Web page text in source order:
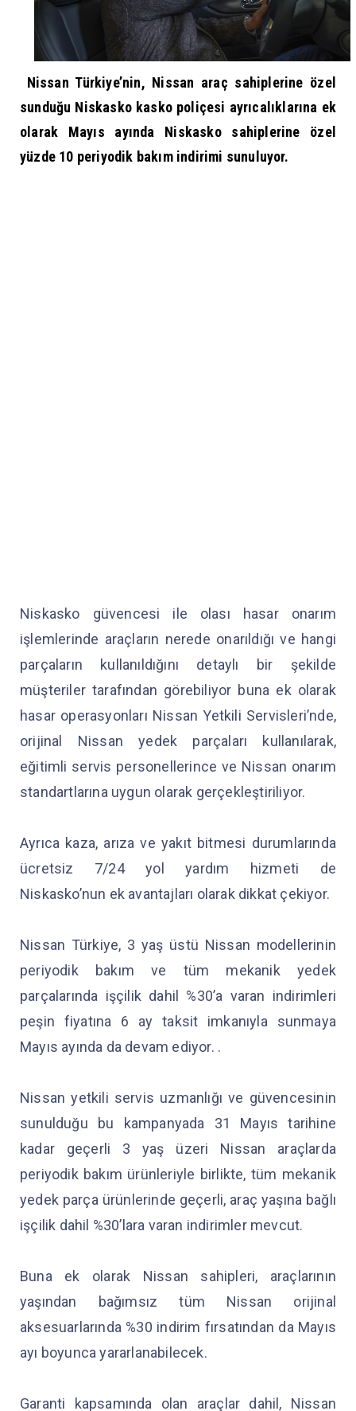
Nissan Türkiye’nin, Nissan araç sahiplerine özel
sunduğu Niskasko kasko poliçesi ayrıcalıklarına ek
olarak Mayıs ayında Niskasko sahiplerine özel
yüzde 10 periyodik bakım indirimi sunuluyor.
Niskasko güvencesi ile olası hasar onarım
işlemlerinde araçların nerede onarıldığı ve hangi
parçaların kullanıldığını detaylı bir şekilde
müşteriler tarafından görebiliyor buna ek olarak
hasar operasyonları Nissan Yetkili Servisleri’nde,
orijinal Nissan yedek parçaları kullanılarak,
eğitimli servis personellerince ve Nissan onarım
standartlarına uygun olarak gerçekleştiriliyor.
Ayrıca kaza, arıza ve yakıt bitmesi durumlarında
ücretsiz 7/24 yol yardım hizmeti de
Niskasko’nun ek avantajları olarak dikkat çekiyor.
Nissan Türkiye, 3 yaş üstü Nissan modellerinin
periyodik bakım ve tüm mekanik yedek
parçalarında işçilik dahil %30’a varan indirimleri
peşin fiyatına 6 ay taksit imkanıyla sunmaya
Mayıs ayında da devam ediyor. .
Nissan yetkili servis uzmanlığı ve güvencesinin
sunulduğu bu kampanyada 31 Mayıs tarihine
kadar geçerli 3 yaş üzeri Nissan araçlarda
periyodik bakım ürünleriyle birlikte, tüm mekanik
yedek parça ürünlerinde geçerli, araç yaşına bağlı
işçilik dahil %30’lara varan indirimler mevcut.
Buna ek olarak Nissan sahipleri, araçlarının
yaşından bağımsız tüm Nissan orijinal
aksesuarlarında %30 indirim fırsatından da Mayıs
ayı boyunca yararlanabilecek.
Garanti kapsamında olan araçlar dahil, Nissan